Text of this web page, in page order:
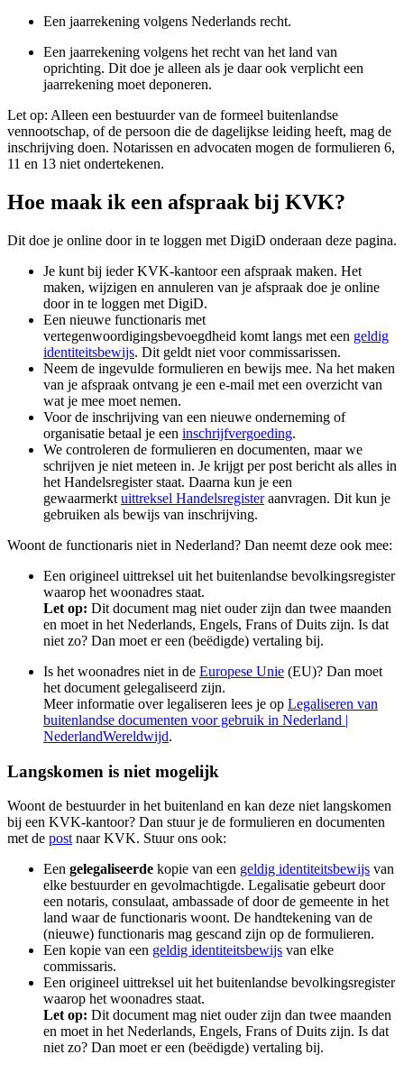
Een jaarrekening volgens Nederlands recht.
Een jaarrekening volgens het recht van het land van
oprichting. Dit doe je alleen als je daar ook verplicht een
jaarrekening moet deponeren.
Let op: Alleen een bestuurder van de formeel buitenlandse
vennootschap, of de persoon die de dagelijkse leiding heeft, mag de
inschrijving doen. Notarissen en advocaten mogen de formulieren 6,
11 en 13 niet ondertekenen.
Hoe maak ik een afspraak bij KVK?
Dit doe je online door in te loggen met DigiD onderaan deze pagina.
Je kunt bij ieder KVK-kantoor een afspraak maken. Het
maken, wijzigen en annuleren van je afspraak doe je online
door in te loggen met DigiD.
Een nieuwe functionaris met
vertegenwoordigingsbevoegdheid komt langs met een geldig
identiteitsbewijs. Dit geldt niet voor commissarissen.
Neem de ingevulde formulieren en bewijs mee. Na het maken
van je afspraak ontvang je een e-mail met een overzicht van
wat je mee moet nemen.
Voor de inschrijving van een nieuwe onderneming of
organisatie betaal je een inschrijfvergoeding.
We controleren de formulieren en documenten, maar we
schrijven je niet meteen in. Je krijgt per post bericht als alles in
het Handelsregister staat. Daarna kun je een
gewaarmerkt uittreksel Handelsregisteraanvragen. Dit kun je
gebruiken als bewijs van inschrijving.
Woont de functionaris niet in Nederland? Dan neemt deze ook mee:
Een origineel uittreksel uit het buitenlandse bevolkingsregister
waarop het woonadres staat.
Let op: Dit document mag niet ouder zijn dan twee maanden
en moet in het Nederlands, Engels, Frans of Duits zijn. Is dat
niet zo? Dan moet er een (beëdigde) vertaling bij.
Is het woonadres niet in de Europese Unie (EU)? Dan moet
het document gelegaliseerd zijn.
Meer informatie over legaliseren lees je op Legaliseren van
buitenlandse documenten voor gebruik in Nederland |
NederlandWereldwijd.
Langskomen is niet mogelijk
Woont de bestuurder in het buitenland en kan deze niet langskomen
bij een KVK-kantoor? Dan stuur je de formulieren en documenten
met de postnaar KVK. Stuur ons ook:
Een gelegaliseerde kopie van een geldig identiteitsbewijs van
elke bestuurder en gevolmachtigde. Legalisatie gebeurt door
een notaris, consulaat, ambassade of door de gemeente in het
land waar de functionaris woont. De handtekening van de
(nieuwe) functionaris mag gescand zijn op de formulieren.
Een kopie van een geldig identiteitsbewijs van elke
commissaris.
Een origineel uittreksel uit het buitenlandse bevolkingsregister
waarop het woonadres staat.
Let op: Dit document mag niet ouder zijn dan twee maanden
en moet in het Nederlands, Engels, Frans of Duits zijn. Is dat
niet zo? Dan moet er een (beëdigde) vertaling bij.